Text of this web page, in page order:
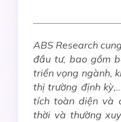
ABS Research
đầu tư, bao gồm
triển vọng ngành,
thị trường định
tích toàn diện và
thời và thường